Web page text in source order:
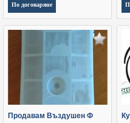
По договаряне
Продавам Въздушен Ф